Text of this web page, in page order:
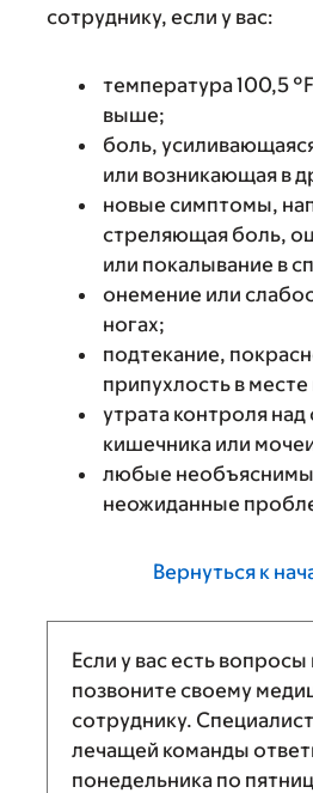
сотруднику, если у вас:
температура 100,5
выше;
боль,
или возникающая в
новые симптомы,
стреляющая боль,
или покалывание в
онемение или
ногах;
подтекание,
припухлость в
утрата контроля
кишечника или
любые
неожиданные
Вернуться к
Если у вас есть
позвоните своему
сотруднику.
лечащей команды
понедельника по